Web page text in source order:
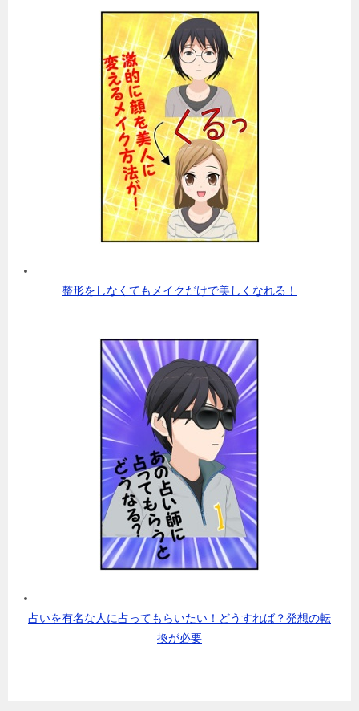
整形をしなくてもメイクだけで美しくなれる！
占いを有名な人に占ってもらいたい！どうすれば？発想の転
換が必要